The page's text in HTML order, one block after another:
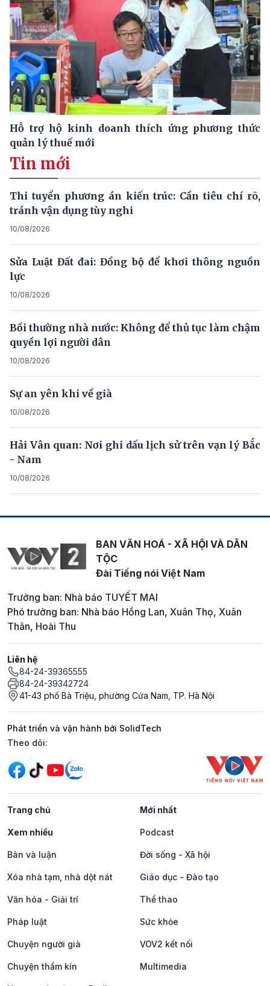
Hỗ trợ hộ kinh doanh thích ứng phương thức
quản lý thuế mới
Tin mới
Thi tuyển phương án kiến trúc: Cần tiêu chí rõ,
tránh vận dụng tùy nghi
10/08/2026
Sửa Luật Đất đai: Đồng bộ để khơi thông nguồn
lực
10/08/2026
Bồi thường nhà nước: Không để thủ tục làm chậm
quyền lợi người dân
10/08/2026
Sự an yên khi về già
10/08/2026
Hải Vân quan: Nơi ghi dấu lịch sử trên vạn lý Bắc
- Nam
10/08/2026
BAN VĂN HOÁ - XÃ HỘI VÀ DÂN
TỘC
Đài Tiếng nói Việt Nam
Trưởng ban: Nhà báo TUYẾT MAI
Phó trưởng ban: Nhà báo Hồng Lan, Xuân Thọ, Xuân
Thân, Hoài Thu
Liên hệ
84-24-39365555
84-24-39342724
41-43 phố Bà Triệu, phường Cửa Nam, TP. Hà Nội
Phát triển và vận hành bởi SolidTech
Mạng xã hội
Theo dõi:
Trang chủ Mới nhất
Xem nhiều Podcast
Bàn và luận Đời sống - Xã hội
Xóa nhà tạm, nhà dột nát Giáo dục - Đào tạo
Văn hóa - Giải trí Thể thao
Pháp luật Sức khỏe
Chuyện người già VOV2 kết nối
Chuyện thầm kín Multimedia